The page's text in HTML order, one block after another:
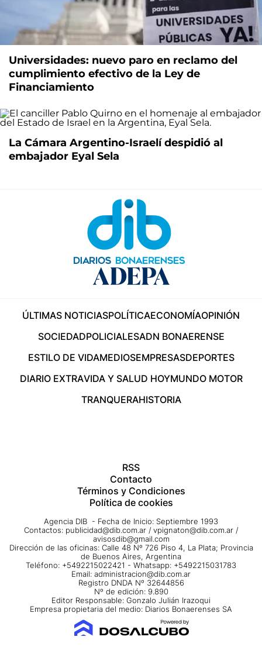
Universidades: nuevo paro en reclamo del
cumplimiento efectivo de la Ley de
Financiamiento
La Cámara Argentino-Israelí despidió al
embajador Eyal Sela
ÚLTIMAS NOTICIASPOLÍTICAECONOMÍAOPINIÓN
SOCIEDADPOLICIALESADN BONAERENSE
ESTILO DE VIDAMEDIOSEMPRESASDEPORTES
DIARIO EXTRAVIDA Y SALUD HOYMUNDO MOTOR
TRANQUERAHISTORIA
RSS
Contacto
Términos y Condiciones
Política de cookies
Agencia DIB - Fecha de Inicio: Septiembre 1993
Contactos: publicidad@dib.com.ar / vpignaton@dib.com.ar /
avisosdib@gmail.com
Dirección de las oficinas: Calle 48 Nº 726 Piso 4, La Plata; Provincia
de Buenos Aires, Argentina
Teléfono: +5492215022421 - Whatsapp: +5492215031783
Email: administracion@dib.com.ar
Registro DNDA Nº 32644856
Nº de edición: 9.890
Editor Responsable: Gonzalo Julián Irazoqui
Empresa propietaria del medio: Diarios Bonaerenses SA